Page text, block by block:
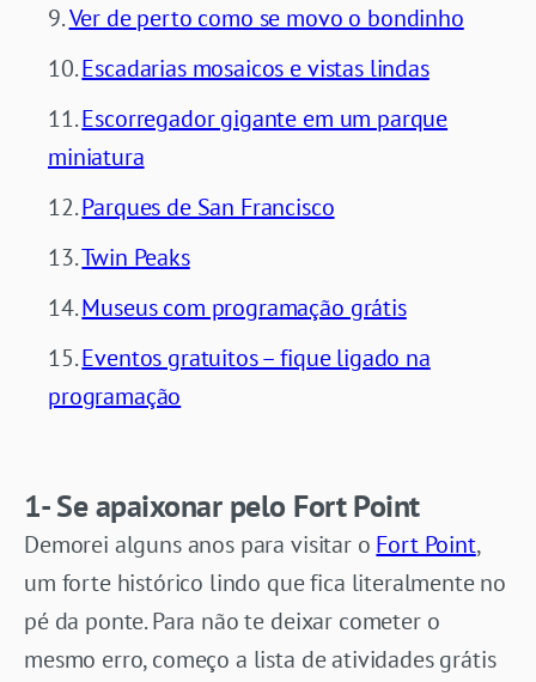
Ver de perto como se movo o bondinho
Escadarias mosaicos e vistas lindas
Escorregador gigante em um parque
miniatura
Parques de San Francisco
Twin Peaks
Museus com programação grátis
Eventos gratuitos – fique ligado na
programação
1- Se apaixonar pelo Fort Point
Demorei alguns anos para visitar o Fort Point,
um forte histórico lindo que fica literalmente no
pé da ponte. Para não te deixar cometer o
mesmo erro, começo a lista de atividades grátis